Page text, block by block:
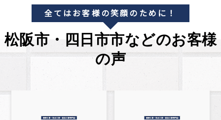
全てはお客様の笑顔のために！
松阪市・四日市市などのお客様
の声